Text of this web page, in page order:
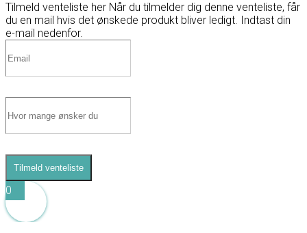
Tilmeld venteliste her Når du tilmelder dig denne venteliste, får
du en mail hvis det ønskede produkt bliver ledigt. Indtast din
e-mail nedenfor.
Tilmeld venteliste
0